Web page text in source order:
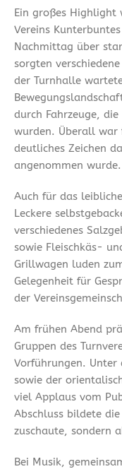
Ein großes Highlight
Vereins
Nachmittag über
sorgten
der Turnhalle
durch Fahrzeuge,
wurden. Überall war
deutliches Zeichen
angenommen wurde.
Auch für das
Leckere
verschiedenes
sowie Fleischkäs-
Grillwagen luden
Gelegenheit für
der
Am frühen Abend
Gruppen des
Vorführungen. Unter
sowie der
viel Applaus vom
Abschluss bildete
zuschaute, sondern
Bei Musik,